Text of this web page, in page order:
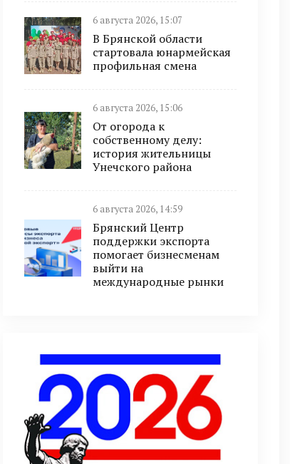
6 августа 2026, 15:07
В Брянской области
стартовала юнармейская
профильная смена
6 августа 2026, 15:06
От огорода к
собственному делу:
история жительницы
Унечского района
6 августа 2026, 14:59
Брянский Центр
поддержки экспорта
помогает бизнесменам
выйти на
международные рынки